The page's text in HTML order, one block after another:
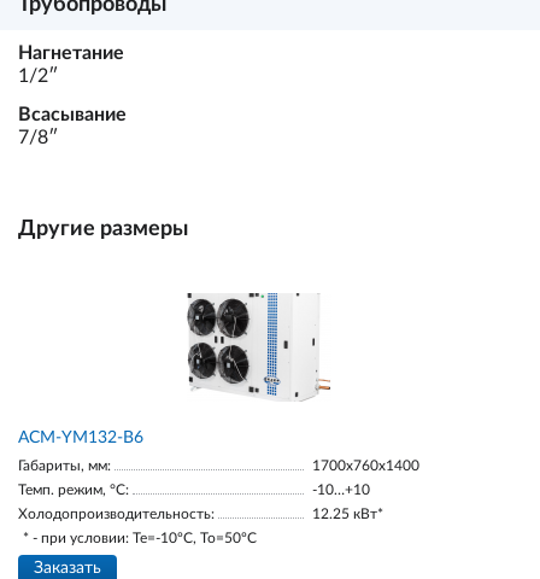
Трубопроводы
Нагнетание
1/2ʺ
Всасывание
7/8ʺ
Другие размеры
АСМ-YM132-В6
Габариты, мм:
1700х760х1400
Темп. режим, °С:
-10…+10
Холодопроизводительность:
12.25 кВт*
* - при условии: Te=-10ºC, To=50ºC
Заказать